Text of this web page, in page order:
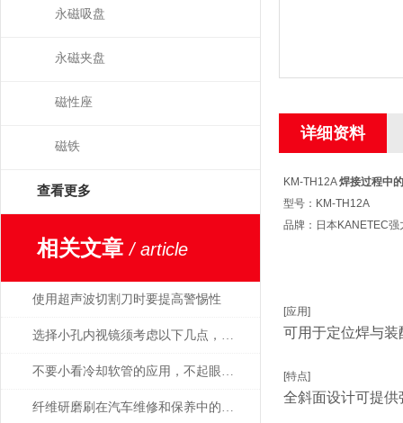
永磁吸盘
永磁夹盘
磁性座
磁铁
查看更多
相关文章/ article
使用超声波切割刀时要提高警惕性
选择小孔内视镜须考虑以下几点，避免出错
不要小看冷却软管的应用，不起眼用处却很大！
纤维研磨刷在汽车维修和保养中的应用
详细资料
KM-TH12A焊接过程中
型号：KM-TH12A
品牌：日本KANETEC强
[应用]
可用于定位焊与
[特点]
全斜面设计可提